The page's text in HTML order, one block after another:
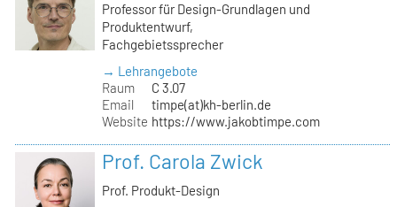
Professor für Design-Grundlagen und
Produktentwurf,
Fachgebietssprecher
→ Lehrangebote
Raum
C 3.07
Email
timpe(at)kh-berlin.de
Website https://www.jakobtimpe.com
Prof. Carola Zwick
Prof. Produkt-Design